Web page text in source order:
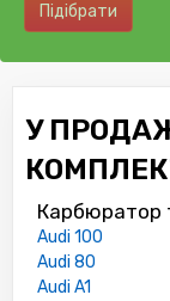
Підібрати
У
Карбюратор
Audi 100
Audi 80
Audi A1